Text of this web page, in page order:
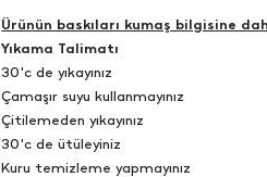
Ürünün baskıları kumaş bilgisine
Yıkama Talimatı
30'c de yıkayınız
Çamaşır suyu kullanmayınız
Çitilemeden yıkayınız
30'c de ütüleyiniz
Kuru temizleme yapmayınız